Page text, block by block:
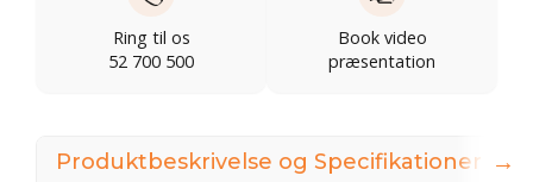
Ring til os
52 700 500
Book video
præsentation
Produktbeskrivelse og Specifikationer →